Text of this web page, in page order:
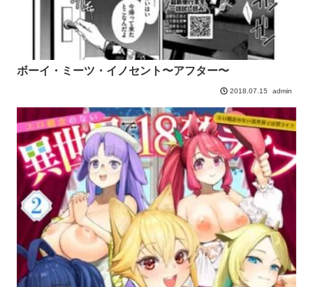
ボーイ・ミーツ・イノセント〜アフター〜
2018.07.15 admin